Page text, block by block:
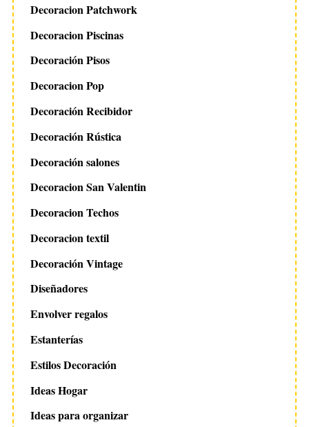
Decoracion Patchwork
Decoracion Piscinas
Decoración Pisos
Decoracion Pop
Decoración Recibidor
Decoración Rústica
Decoración salones
Decoracion San Valentin
Decoracion Techos
Decoracion textil
Decoración Vintage
Diseñadores
Envolver regalos
Estanterías
Estilos Decoración
Ideas Hogar
Ideas para organizar